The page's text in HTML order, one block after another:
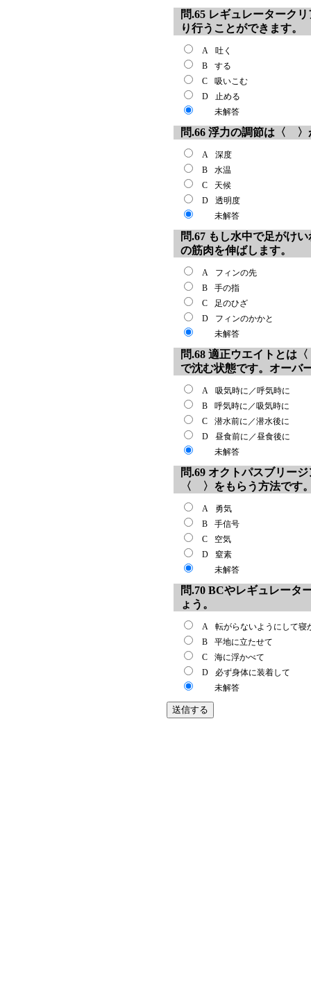
問.65 レギュレーターク
り行うことができます。
A
吐く
B
する
C
吸いこむ
D
止める
未解答
問.66 浮力の調節は〈 〉
A
深度
B
水温
C
天候
D
透明度
未解答
問.67 もし水中で足がけ
の筋肉を伸ばします。
A
フィンの先
B
手の指
C
足のひざ
D
フィンのかかと
未解答
問.68 適正ウエイトとは
で沈む状態です。オーバ
A
吸気時に／呼気時に
B
呼気時に／吸気時に
C
潜水前に／潜水後に
D
昼食前に／昼食後に
未解答
問.69 オクトパスブリー
〈 〉をもらう方法です
A
勇気
B
手信号
C
空気
D
窒素
未解答
問.70 BCやレギュレー
ょう。
A
転がらないようにして寝
B
平地に立たせて
C
海に浮かべて
D
必ず身体に装着して
未解答